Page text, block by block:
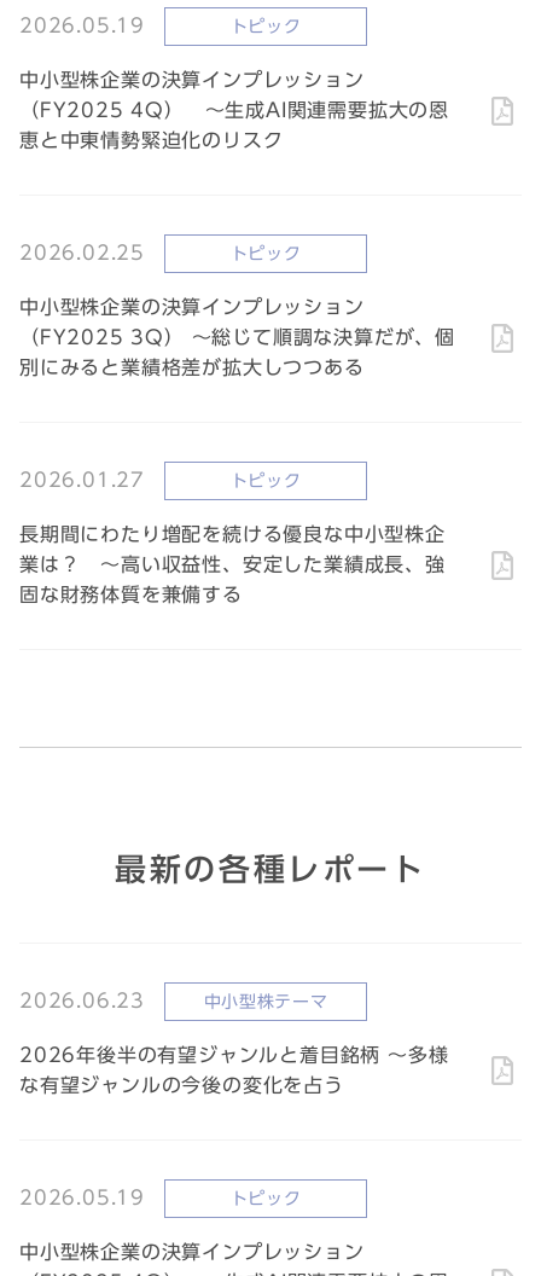
2026.05.19 トピック
中小型株企業の決算インプレッション
（FY2025 4Q） ～生成AI関連需要拡大の恩
恵と中東情勢緊迫化のリスク
2026.02.25 トピック
中小型株企業の決算インプレッション
（FY2025 3Q） ～総じて順調な決算だが、個
別にみると業績格差が拡大しつつある
2026.01.27 トピック
長期間にわたり増配を続ける優良な中小型株企
業は？ ～高い収益性、安定した業績成長、強
固な財務体質を兼備する
最新の各種レポート
2026.06.23 中小型株テーマ
2026年後半の有望ジャンルと着目銘柄 ～多様
な有望ジャンルの今後の変化を占う
2026.05.19 トピック
中小型株企業の決算インプレッション